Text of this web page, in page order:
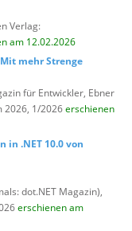
Verlag:
am 12.02.2026
mehr Strenge
für Entwickler, Ebner
2026, 1/2026erschienen
in .NET 10.0 von
dot.NET Magazin),
erschienen am